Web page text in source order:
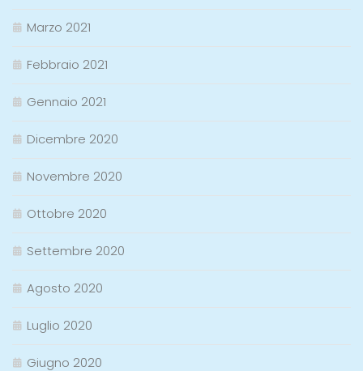
Marzo 2021
Febbraio 2021
Gennaio 2021
Dicembre 2020
Novembre 2020
Ottobre 2020
Settembre 2020
Agosto 2020
Luglio 2020
Giugno 2020